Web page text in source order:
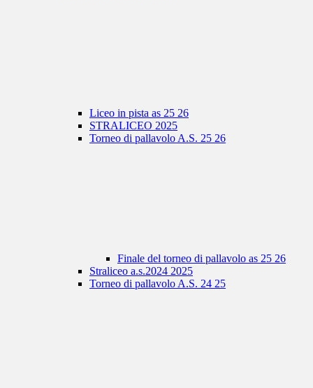
Liceo in pista as 25 26
STRALICEO 2025
Torneo di pallavolo A.S. 25 26
Finale del torneo di pallavolo as 25 26
Straliceo a.s.2024 2025
Torneo di pallavolo A.S. 24 25